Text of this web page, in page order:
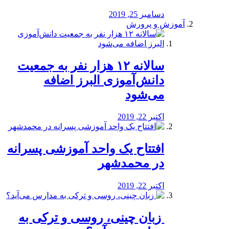
دسامبر 25, 2019
آموزش و پرورش
️سالانه ۱۲ هزار نفر به جمعیت
دانش‌آموزی البرز اضافه
می‌شود
اکتبر 22, 2019
افتتاح یک واحد آموزشی پسرانه
در محمدشهر
اکتبر 22, 2019
️ زبان چینی، روسی و ترکی به